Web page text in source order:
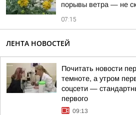
порывы ветра — не
07:15
ЛЕНТА НОВОСТЕЙ
Почитать новости
темноте, а утром
соцсети —
первого
09:13